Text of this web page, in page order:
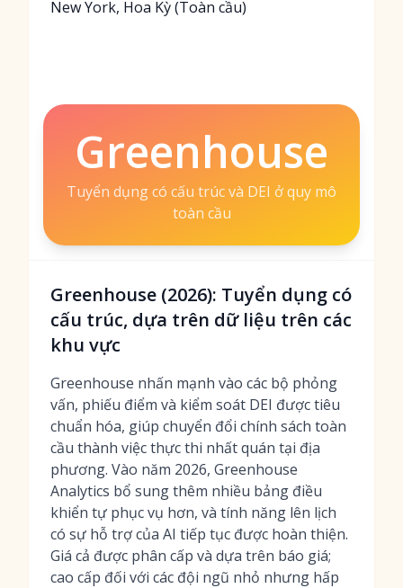
New York, Hoa Kỳ (Toàn cầu)
Greenhouse
Tuyển dụng có cấu trúc và DEI ở quy mô
toàn cầu
Greenhouse (2026): Tuyển dụng có
cấu trúc, dựa trên dữ liệu trên các
khu vực
Greenhouse nhấn mạnh vào các bộ phỏng
vấn, phiếu điểm và kiểm soát DEI được tiêu
chuẩn hóa, giúp chuyển đổi chính sách toàn
cầu thành việc thực thi nhất quán tại địa
phương. Vào năm 2026, Greenhouse
Analytics bổ sung thêm nhiều bảng điều
khiển tự phục vụ hơn, và tính năng lên lịch
có sự hỗ trợ của AI tiếp tục được hoàn thiện.
Giá cả được phân cấp và dựa trên báo giá;
cao cấp đối với các đội ngũ nhỏ nhưng hấp